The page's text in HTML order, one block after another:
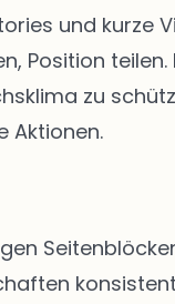
und kurze
Position
zu
Aktionen.